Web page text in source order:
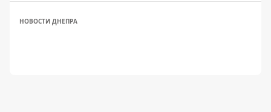
НОВОСТИ ДНЕПРА